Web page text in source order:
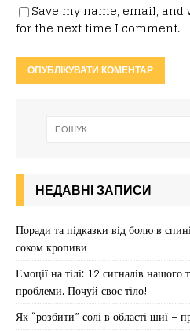
Save my name, email,
for the next time I comment.
НЕДАВНІ ЗАПИСИ
Поради та підказки від болю в
соком кропиви
Емоції на тілі: 12 сигналів нашого
проблеми. Почуй своє тіло!
Як “розбити” солі в області шиї –